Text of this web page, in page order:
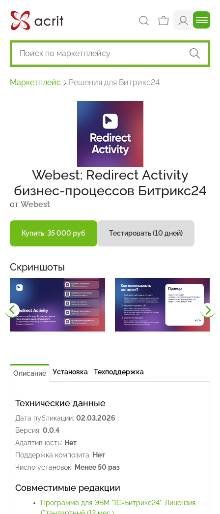
Маркетплейс Решения для Битрикс24
Webest: Redirect Activity
бизнес-процессов Битрикс24
от Webest
Купить: 35 000 руб Тестировать (10 дней)
Скриншоты
Описание Установка Техподдержка
Технические данные
Дата публикации: 02.03.2026
Версия: 0.0.4
Адаптивность: Нет
Поддержка композита: Нет
Число установок: Менее 50 раз
Совместимые редакции
Программа для ЭВМ "1С-Битрикс24". Лицензия